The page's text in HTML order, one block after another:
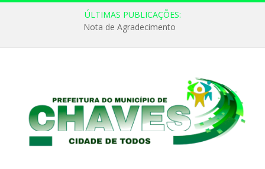
ÚLTIMAS PUBLICAÇÕES:
Nota de Agradecimento